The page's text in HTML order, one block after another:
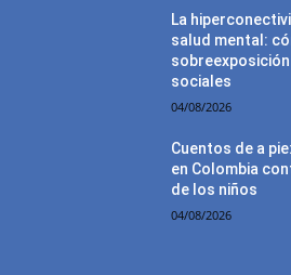
La
salud mental:
sociales
04/08/2026
Cuentos de a
en Colombia
de los niños
04/08/2026